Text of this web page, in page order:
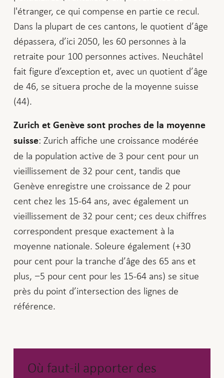
l'étranger, ce qui compense en partie ce recul.
Dans la plupart de ces cantons, le quotient d’âge
dépassera, d’ici 2050, les 60 personnes à la
retraite pour 100 personnes actives. Neuchâtel
fait figure d’exception et, avec un quotient d’âge
de 46, se situera proche de la moyenne suisse
(44).
Zurich et Genève sont proches de la moyenne
suisse: Zurich affiche une croissance modérée
de la population active de 3 pour cent pour un
vieillissement de 32 pour cent, tandis que
Genève enregistre une croissance de 2 pour
cent chez les 15-64 ans, avec également un
vieillissement de 32 pour cent; ces deux chiffres
correspondent presque exactement à la
moyenne nationale. Soleure également (+30
pour cent pour la tranche d’âge des 65 ans et
plus, −5 pour cent pour les 15-64 ans) se situe
près du point d’intersection des lignes de
référence.
Où faut-il apporter des